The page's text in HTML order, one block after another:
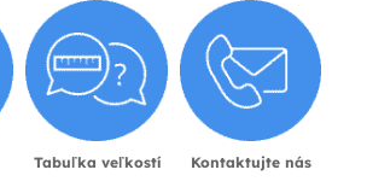
Tabuľka veľkostí Kontaktujte nás